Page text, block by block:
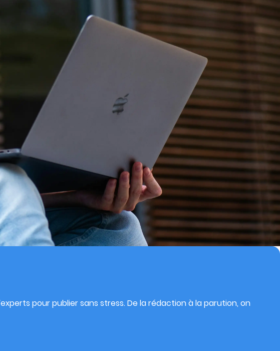
pour publier sans stress. De la rédaction à la parution, on